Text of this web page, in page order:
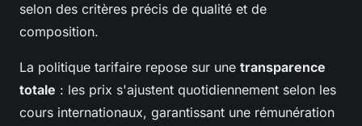
selon des critères précis de qualité et de
composition.
La politique tarifaire repose sur une transparence
totale : les prix s'ajustent quotidiennement selon les
cours internationaux, garantissant une rémunération